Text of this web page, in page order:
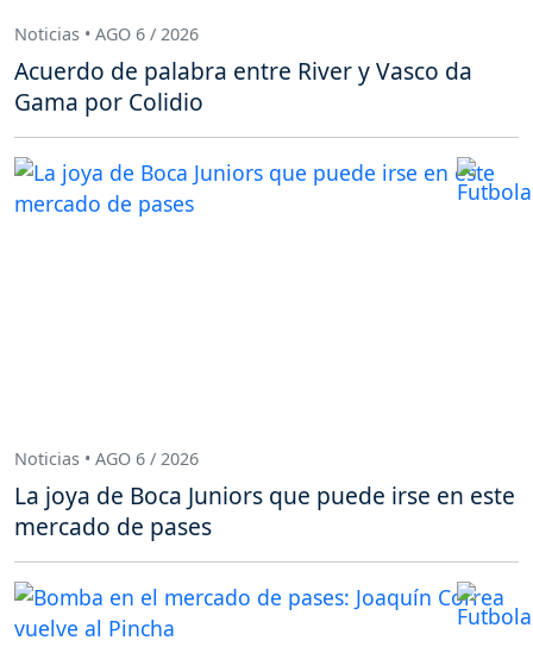
Noticias • AGO 6 / 2026
Acuerdo de palabra entre River y Vasco da
Gama por Colidio
Noticias • AGO 6 / 2026
La joya de Boca Juniors que puede irse en este
mercado de pases